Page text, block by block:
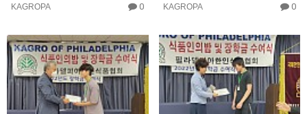
KAGROPA 0 KAGROPA 0